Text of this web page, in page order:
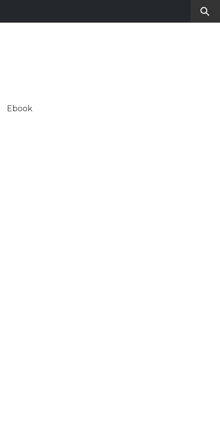
Ebook